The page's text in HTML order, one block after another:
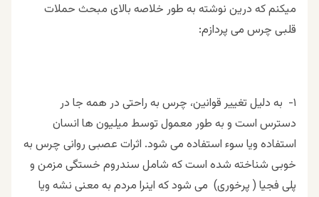
ميكنم كه درين نوشته به طور خلاصه بالاى مبحث حملات
قلبى چرس مى پردازم:
١- به دلیل تغییر قوانین، چرس به راحتی در همه جا در
دسترس است و به طور معمول توسط میلیون ها انسان
استفاده ویا سوء استفاده می شود. اثرات عصبی روانی چرس به
خوبی شناخته شده است که شامل سندروم خستگی مزمن و
پلی فجيا ( پرخوری) می شود که اینرا مردم به معنی نشه ویا